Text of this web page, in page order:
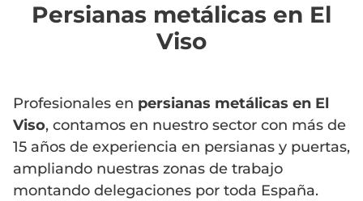
Persianas metálicas en El
Viso
Profesionales en persianas metálicas en El
Viso, contamos en nuestro sector con más de
15 años de experiencia en persianas y puertas,
ampliando nuestras zonas de trabajo
montando delegaciones por toda España.